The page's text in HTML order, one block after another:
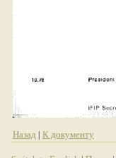
Назад | К документу